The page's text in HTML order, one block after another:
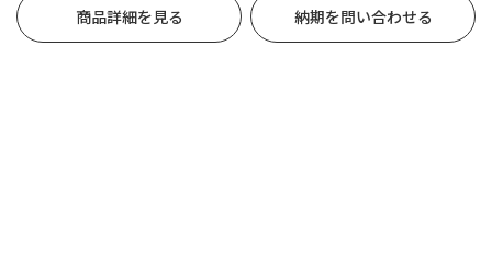
商品詳細を見る 納期を問い合わせる